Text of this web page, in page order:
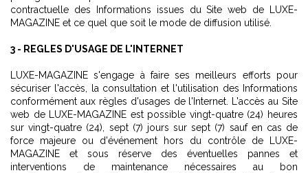
contractuelle des Informations issues du Site web de LUXE-
MAGAZINE et ce quel que soit le mode de diffusion utilisé.
3 - REGLES D'USAGE DE L'INTERNET
LUXE-MAGAZINE s'engage à faire ses meilleurs efforts pour
sécuriser l'accès, la consultation et l'utilisation des Informations
conformément aux règles d'usages de l'Internet. L'accès au Site
web de LUXE-MAGAZINE est possible vingt-quatre (24) heures
sur vingt-quatre (24), sept (7) jours sur sept (7) sauf en cas de
force majeure ou d'événement hors du contrôle de LUXE-
MAGAZINE et sous réserve des éventuelles pannes et
interventions de maintenance nécessaires au bon